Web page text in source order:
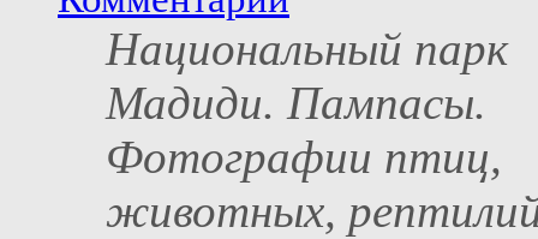
Национальный парк
Мадиди. Пампасы.
Фотографии птиц,
животных,